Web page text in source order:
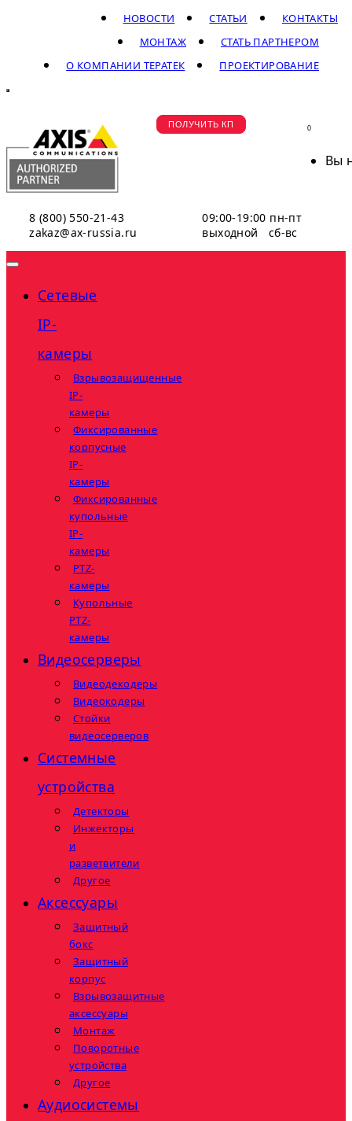
КОНТАКТЫ
СТАТЬИ
НОВОСТИ
СТАТЬ ПАРТНЕРОМ
МОНТАЖ
ПРОЕКТИРОВАНИЕ
О КОМПАНИИ ТЕРАТЕК
8 (800) 550-21-43
zakaz@ax-russia.ru
09:00-19:00 пн-пт
выходной сб-вс
ПОЛУЧИТЬ КП 0
Вы
Сетевые
IP-
камеры
Взрывозащищенные
IP-
камеры
Фиксированные
корпусные
IP-
камеры
Фиксированные
купольные
IP-
камеры
PTZ-
камеры
Купольные
PTZ-
камеры
Видеосерверы
Видеодекодеры
Видеокодеры
Стойки
видеосерверов
Системные
устройства
Детекторы
Инжекторы
и
разветвители
Другое
Аксессуары
Защитный
бокс
Защитный
корпус
Взрывозащитные
аксессуары
Монтаж
Поворотные
устройства
Другое
Аудиосистемы